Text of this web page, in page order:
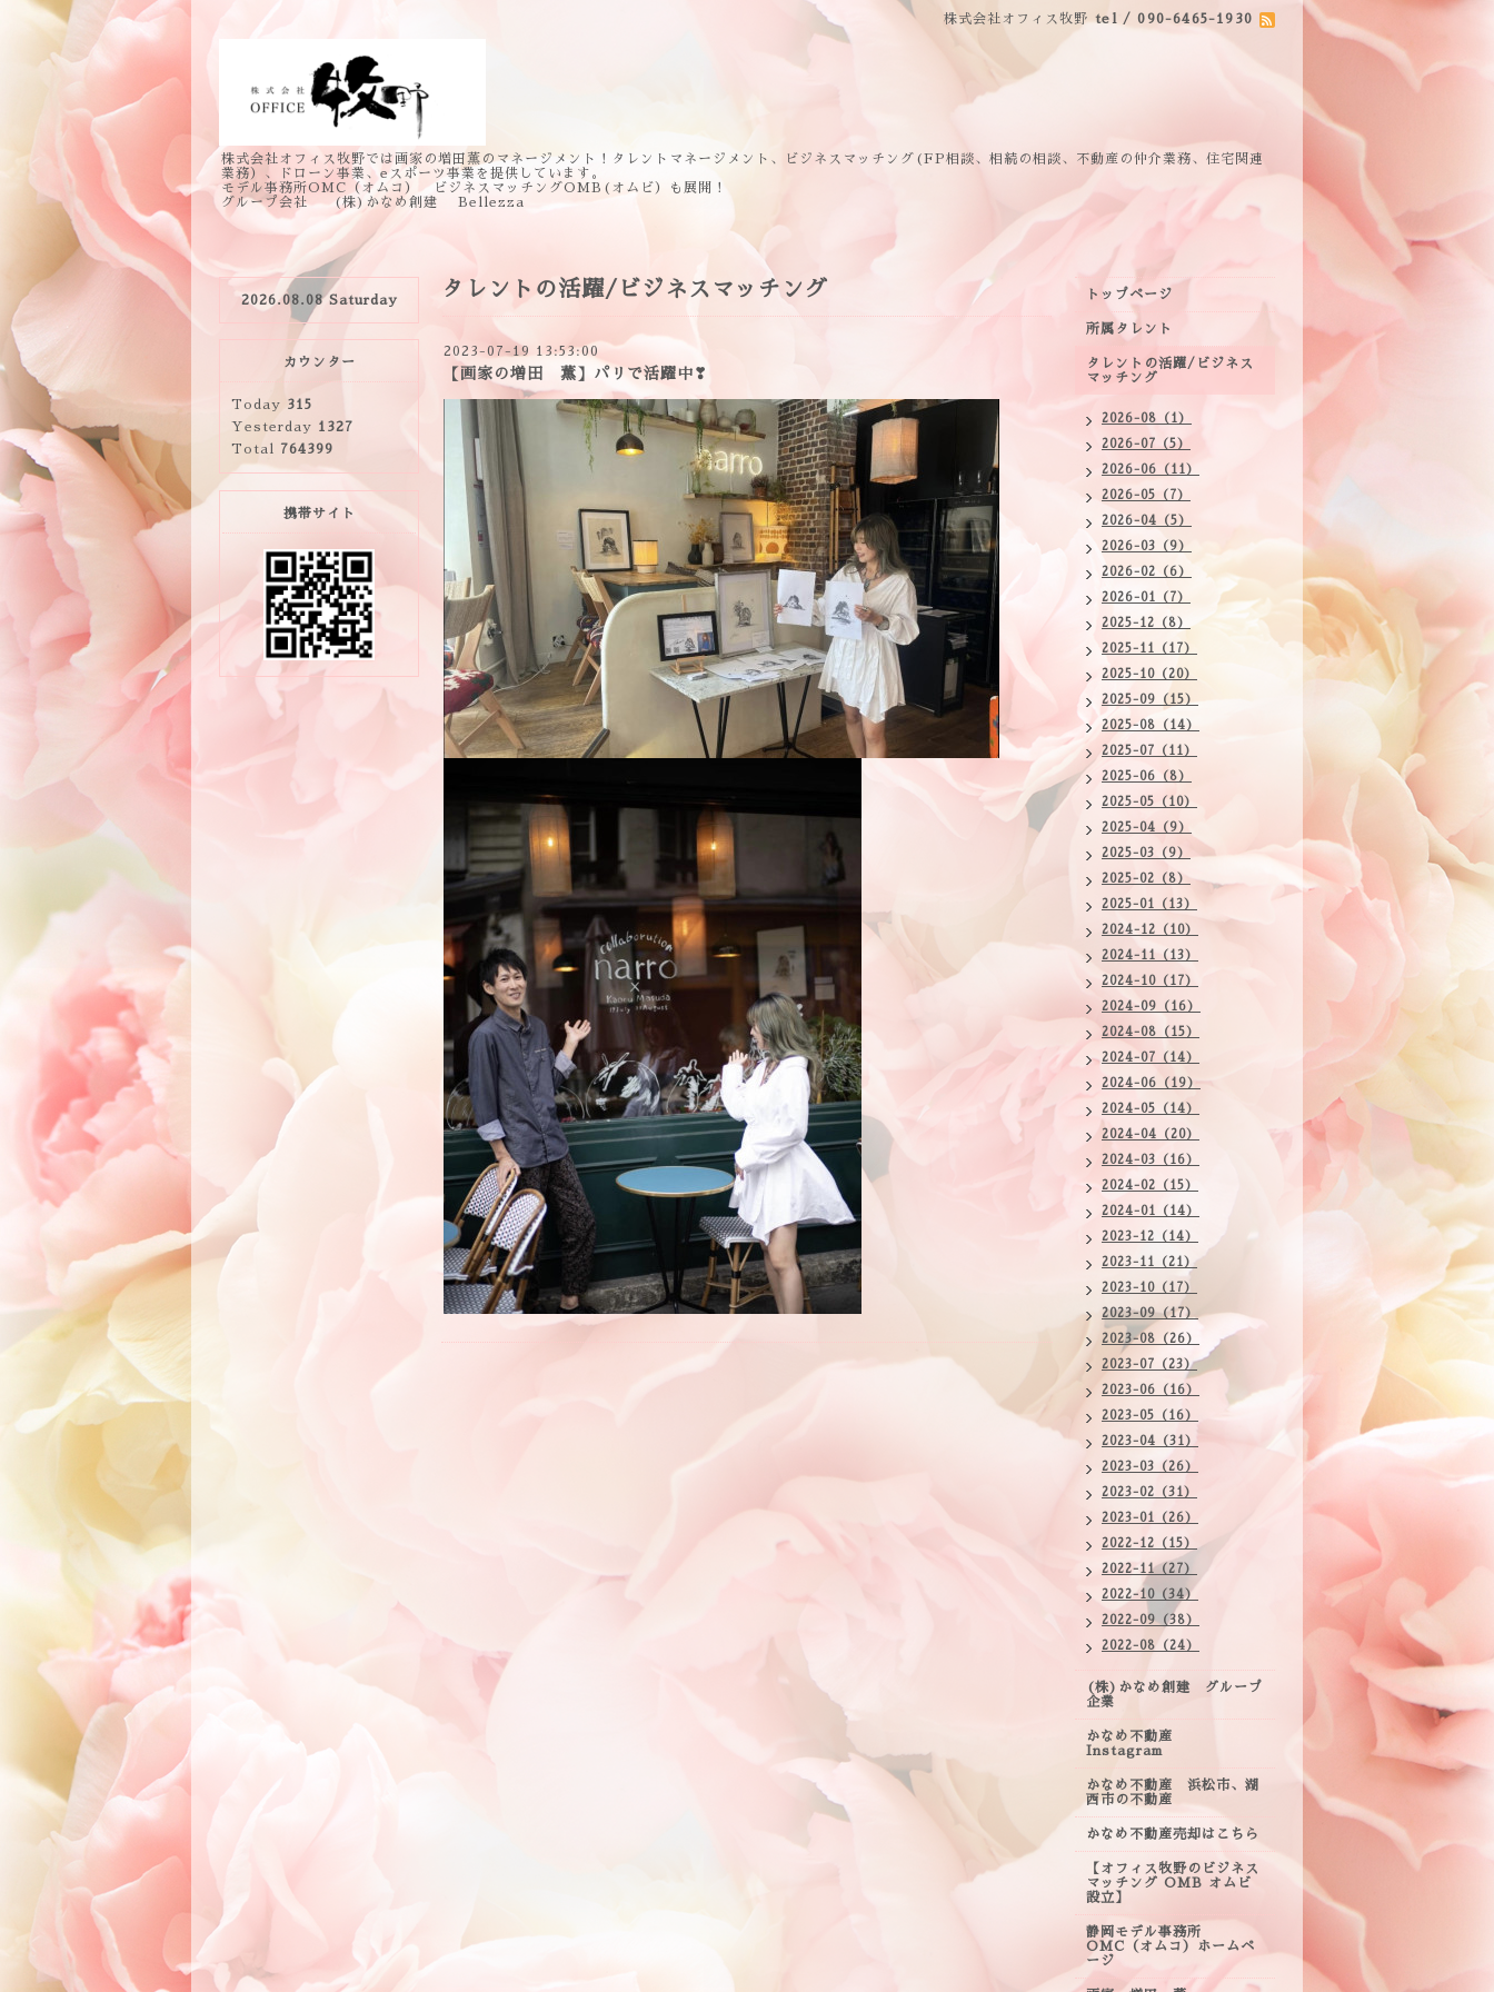
株式会社オフィス牧野 tel / 090-6465-1930
株式会社オフィス牧野では画家の増田薫のマネージメント！タレントマネージメント、ビジネスマッチング(FP相談、相続の相談、不動産の仲介業務、住宅関連
業務）、ドローン事業、eスポーツ事業を提供しています。
モデル事務所OMC（オムコ） ビジネスマッチングOMB(オムビ）も展開！
グループ会社 (株)かなめ創建 Bellezza
タレントの活躍/ビジネスマッチング
2023-07-19 13:53:00
【画家の増田 薫】パリで活躍中❣
トップページ
所属タレント
タレントの活躍/ビジネス
マッチング
2026-08（1）
2026-07（5）
2026-06（11）
2026-05（7）
2026-04（5）
2026-03（9）
2026-02（6）
2026-01（7）
2025-12（8）
2025-11（17）
2025-10（20）
2025-09（15）
2025-08（14）
2025-07（11）
2025-06（8）
2025-05（10）
2025-04（9）
2025-03（9）
2025-02（8）
2025-01（13）
2024-12（10）
2024-11（13）
2024-10（17）
2024-09（16）
2024-08（15）
2024-07（14）
2024-06（19）
2024-05（14）
2024-04（20）
2024-03（16）
2024-02（15）
2024-01（14）
2023-12（14）
2023-11（21）
2023-10（17）
2023-09（17）
2023-08（26）
2023-07（23）
2023-06（16）
2023-05（16）
2023-04（31）
2023-03（26）
2023-02（31）
2023-01（26）
2022-12（15）
2022-11（27）
2022-10（34）
2022-09（38）
2022-08（24）
(株)かなめ創建 グループ
企業
かなめ不動産
Instagram
かなめ不動産 浜松市、湖
西市の不動産
かなめ不動産売却はこちら
【オフィス牧野のビジネス
マッチング OMB オムビ
設立】
静岡モデル事務所
OMC（オムコ）ホームペ
ージ
2026.08.08 Saturday
カウンター
Today 315
Yesterday 1327
Total 764399
携帯サイト